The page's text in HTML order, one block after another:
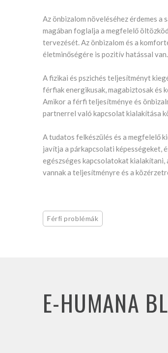
Az önbizalom növeléséhez érdemes
magában foglalja a megfelelő
tervezését. Az önbizalom és a
életminőségére is pozitív hatással van.
A fizikai és pszichés teljesítményt
férfiak energikusak, magabiztosak és
Amikor a férfi teljesítménye és
partnerrel való kapcsolat kialakítása
A tudatos felkészülés és a megfelelő
javítja a párkapcsolati képességeket,
egészséges kapcsolatokat kialakítani,
vannak a teljesítményre és a
Férfi problémák
E-HUMANA